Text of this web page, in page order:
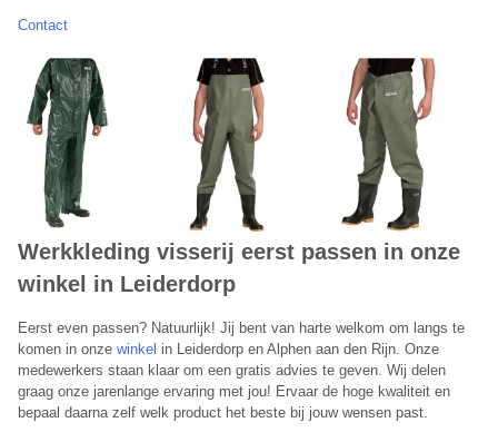
Contact
Werkkleding visserij eerst passen in onze
winkel in Leiderdorp
Eerst even passen? Natuurlijk! Jij bent van harte welkom om langs te
komen in onze winkel in Leiderdorp en Alphen aan den Rijn. Onze
medewerkers staan klaar om een gratis advies te geven. Wij delen
graag onze jarenlange ervaring met jou! Ervaar de hoge kwaliteit en
bepaal daarna zelf welk product het beste bij jouw wensen past.